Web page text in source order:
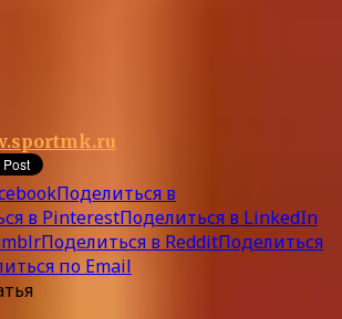
Поделиться в
в PinterestПоделиться в LinkedIn
Поделиться в RedditПоделиться
по Email